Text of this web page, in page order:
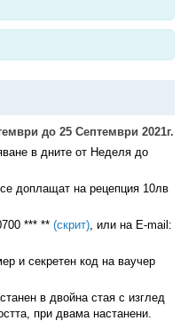
до 25 Септември 2021г.
в дните от Неделя до
доплащат на рецепция 10лв
*** ** (скрит), или на Е-mail:
и секретен код на ваучер
в двойна стая с изглед
при двама настанени.